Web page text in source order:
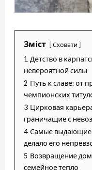
Зміст Сховати
1 Детство в
невероятной силы
2 Путь к славе: от
чемпионских
3 Цирковая
граничащие с
4 Самые
делало его
5 Возвращение
семейное тепло